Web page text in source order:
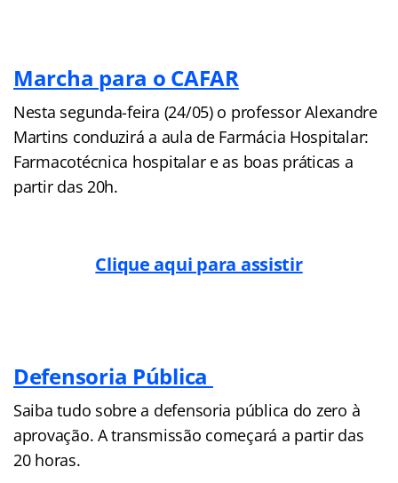
Marcha para o CAFAR
Nesta segunda-feira (24/05) o professor Alexandre
Martins conduzirá a aula de Farmácia Hospitalar:
Farmacotécnica hospitalar e as boas práticas a
partir das 20h.
Clique aqui para assistir
Defensoria Pública
Saiba tudo sobre a defensoria pública do zero à
aprovação. A transmissão começará a partir das
20 horas.